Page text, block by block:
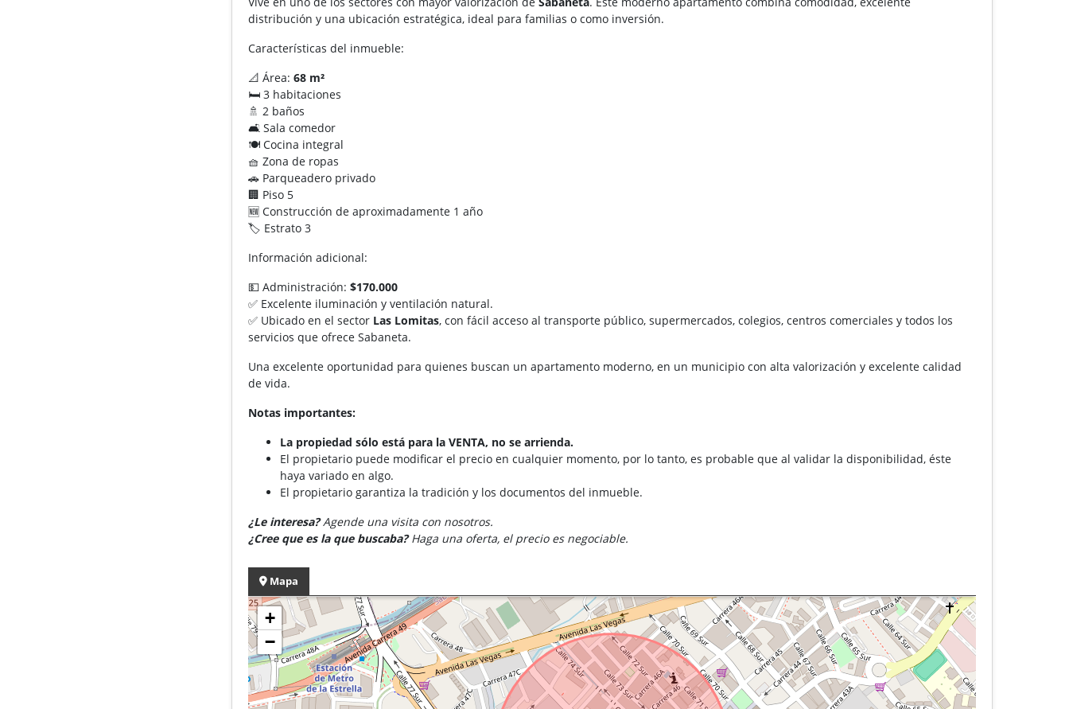
distribución y una ubicación estratégica, ideal para familias o como inversión.
Características del inmueble:
📐 Área:68 m²
🛏️ 3 habitaciones
🚿 2 baños
🛋️ Sala comedor
🍽️ Cocina integral
🧺 Zona de ropas
🚗 Parqueadero privado
🏢 Piso 5
🆕 Construcción de aproximadamente 1 año
🏷️ Estrato 3
Información adicional:
💵 Administración:$170.000
✅ Excelente iluminación y ventilación natural.
✅ Ubicado en el sector Las Lomitas, con fácil acceso al transporte público, supermercados, colegios, centros comerciales y todos los
servicios que ofrece Sabaneta.
Una excelente oportunidad para quienes buscan un apartamento moderno, en un municipio con alta valorización y excelente calidad
de vida.
Notas importantes:
La propiedad sólo está para la VENTA, no se arrienda.
El propietario puede modificar el precio en cualquier momento, por lo tanto, es probable que al validar la disponibilidad, éste
haya variado en algo.
El propietario garantiza la tradición y los documentos del inmueble.
¿Le interesa?Agende una visita con nosotros.
¿Cree que es la que buscaba?Haga una oferta, el precio es negociable.
Mapa
+
−